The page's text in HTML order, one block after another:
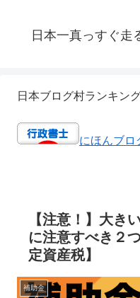
日本一真っすぐ走
日本ブログ村ランキン
にほんブロ
【注意！】大き
に注意すべき２
定資産税】
補助金